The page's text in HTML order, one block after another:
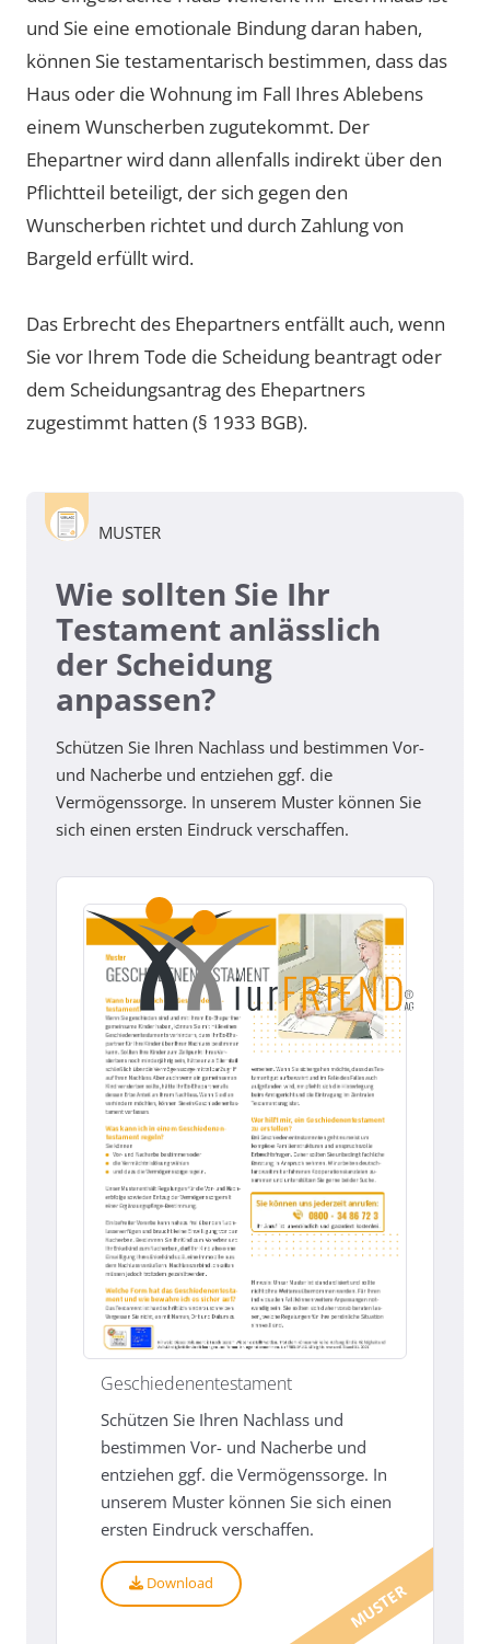
und Sie eine emotionale Bindung daran haben,
können Sie testamentarisch bestimmen, dass das
Haus oder die Wohnung im Fall Ihres Ablebens
einem Wunscherben zugutekommt. Der
Ehepartner wird dann allenfalls indirekt über den
Pflichtteil beteiligt, der sich gegen den
Wunscherben richtet und durch Zahlung von
Bargeld erfüllt wird.
Das Erbrecht des Ehepartners entfällt auch, wenn
Sie vor Ihrem Tode die Scheidung beantragt oder
dem Scheidungsantrag des Ehepartners
zugestimmt hatten (§ 1933 BGB).
MUSTER
Wie sollten Sie Ihr
Testament anlässlich
der Scheidung
anpassen?
Schützen Sie Ihren Nachlass und bestimmen Vor-
und Nacherbe und entziehen ggf. die
Vermögenssorge. In unserem Muster können Sie
sich einen ersten Eindruck verschaffen.
MUSTER
Geschiedenentestament
Schützen Sie Ihren Nachlass und
bestimmen Vor- und Nacherbe und
entziehen ggf. die Vermögenssorge. In
unserem Muster können Sie sich einen
ersten Eindruck verschaffen.
Download